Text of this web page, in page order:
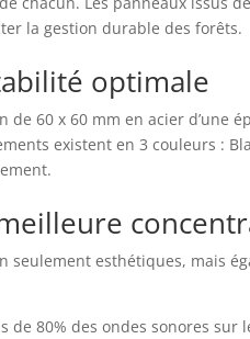
la gestion durable des forêts.
optimale
60 x 60 mm en acier d’une
existent en 3 couleurs :
seulement esthétiques, mais
80% des ondes sonores sur